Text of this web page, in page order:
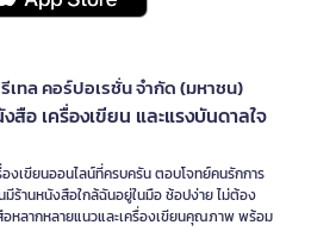
เทล คอร์ปอเรชั่น จำกัด (มหาชน)
สือ เครื่องเขียน และแรงบันดาลใจ
งเขียนออนไลน์ที่ครบครัน ตอบโจทย์คนรักการ
ร้านหนังสือใกล้ฉันอยู่ในมือ ช้อปง่าย ไม่ต้อง
อหลากหลายแนวและเครื่องเขียนคุณภาพ พร้อม